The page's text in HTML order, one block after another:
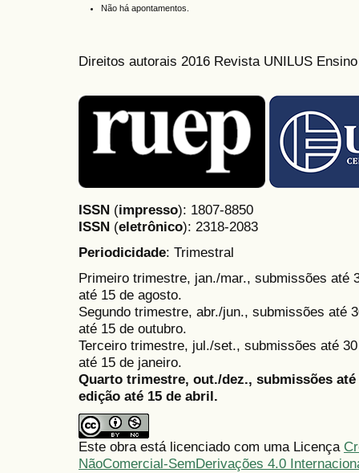
Não há apontamentos.
Direitos autorais 2016 Revista UNILUS
ISSN (impresso): 1807-8850
ISSN (eletrônico): 2318-2083
Periodicidade: Trimestral
Primeiro trimestre, jan./mar., submissões até
até 15 de agosto.
Segundo trimestre, abr./jun., submissões até
até 15 de outubro.
Terceiro trimestre, jul./set., submissões até
até 15 de janeiro.
Quarto trimestre, out./dez., submissões
edição até 15 de abril.
Este obra está licenciado com uma Licença
NãoComercial-SemDerivações 4.0